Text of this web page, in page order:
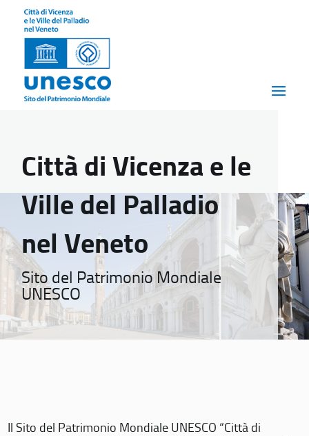
Città di Vicenza e le
Ville del Palladio
nel Veneto
Sito del Patrimonio Mondiale
UNESCO
Il Sito del Patrimonio Mondiale UNESCO “Città di